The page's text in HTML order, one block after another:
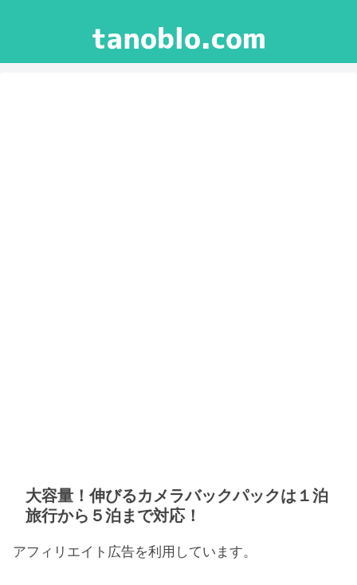
大容量！伸びるカメラバックパックは１泊
旅行から５泊まで対応！
アフィリエイト広告を利用しています。